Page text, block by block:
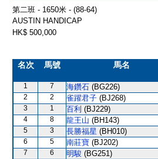
第二班 - 1650米 - (88-64)
AUSTIN HANDICAP
HK$ 500,000
名次 馬號 馬名
1 7 海鑽石 (BG226)
2 2 雀躍君子 (BJ268)
3 1 百利 (BJ229)
4 8 龍王山 (BH143)
5 3 長勝福星 (BH010)
6 5 南莊寶 (BJ202)
7 6 明駿 (BG251)